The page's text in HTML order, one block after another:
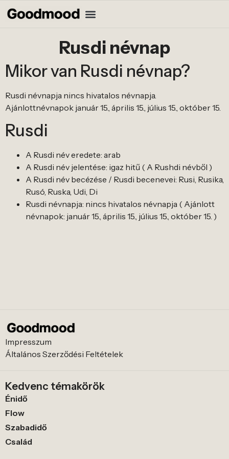
Rusdi névnap
Mikor van Rusdi névnap?
Rusdi névnapja nincs hivatalos névnapja.
Ajánlottnévnapok január 15., április 15., július 15., október 15.
Rusdi
A Rusdi név eredete: arab
A Rusdi név jelentése: igaz hitű ( A Rushdi névből )
A Rusdi név becézése / Rusdi becenevei: Rusi, Rusika,
Rusó, Ruska, Udi, Di
Rusdi névnapja: nincs hivatalos névnapja ( Ajánlott
névnapok: január 15., április 15., július 15., október 15. )
Impresszum
Általános Szerződési Feltételek
Kedvenc témakörök
Énidő
Flow
Szabadidő
Család